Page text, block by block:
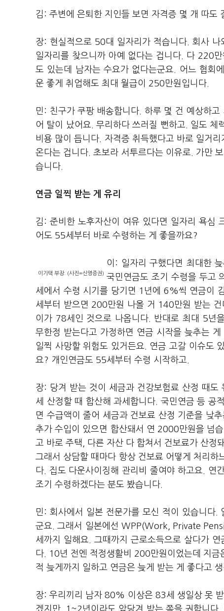
김: 주변에 은퇴한 지인들 보면 자격증 몇 개 따도
장: 현실적으로 50대 일자리가 적습니다. 회사
일자리를 찾으니까 아예 없다는 겁니다. 다 220
도 있는데 남자는 수요가 없다는군요. 어느 협회
운 좋게 취업해도 최대 월급이 250만원입니다.
민: 친구가 쿠팡 배송합니다. 하루 몇 건 예상하
어 탈이 났어요. 무리하다 쓰러질 뻔하고. 일도 체
비용 많이 듭니다. 자격증 취득했다고 바로 일거
온다는 겁니다. 초보라 서투르다는 이유로. 가만
습니다.
연금 일찍 받는 게 유리
김: 준비한 노후자산이 여유 있다면 일자리 욕심
어도 55세부터 바로 수령하는 게 좋을까요?
이기택 부장. (사진=신영증권)
이: 일자리 구했다면 최대한
국민연금도 조기 수령을 두고
세에서 수령 시기를 당기면 1년에 6%씩 연금이
세부터 받으면 200만원 나올 거 140만원 받는
이가 78세인 것으로 나옵니다. 반대로 최대 5년
무한정 받는다고 가정하면 연금 시작을 늦추는
일찍 사망할 위험도 있거든요. 연금 고갈 이슈도
요? 개인연금도 55세부터 수령 시작하고.
장: 당겨 받는 것이 세금과 건강보험료 산정 때
세 산정할 때 합산해 과세합니다. 국민연금 등 공
면 수급액이 줄어 세금과 건보료 산정 기준을 낮
추가 수입이 있으면 합산돼서 연 2000만원을 넘
고 바로 주택, 다른 자산 다 합쳐서 건보료가 산정
그래서 상담할 때마다 항상 건보료 어떻게 처리하
다. 집도 다운사이징해 관리비 줄여야 하고요.
조기 수령하겠다는 분도 봤습니다.
민: 회사에서 일본 전문가를 모신 적이 있습니다.
군요. 그래서 일본에선 WPP(Work, Private
세까지 일해요. 그때까지 근로소득으로 살다가
다. 10년 전엔 적정생활비 200만원이었는데 지
적 늦게까지 일하고 연금은 늦게 받는 게 좋다고 생
장: 우리끼리 남자 80% 이상은 83세 생일상 못
겠지만, 1~2년이라도 앞당겨 받는 쪽을 권합니